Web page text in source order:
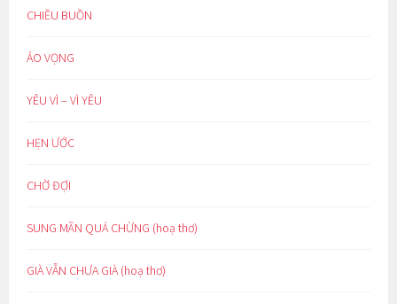
CHIỀU BUỒN
ẢO VỌNG
YÊU VÌ – VÌ YÊU
HẸN ƯỚC
CHỜ ĐỢI
SUNG MÃN QUÁ CHỪNG (hoạ thơ)
GIÀ VẪN CHƯA GIÀ (hoạ thơ)